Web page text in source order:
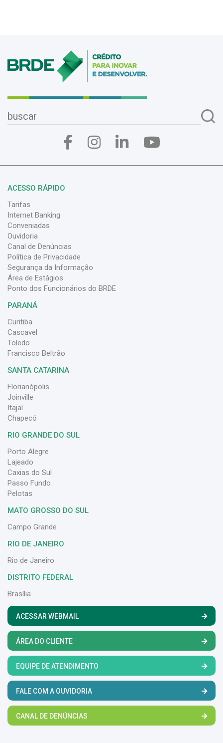
ACESSO RÁPIDO
Tarifas
Internet Banking
Conveniadas
Ouvidoria
Canal de Denúncias
Política de Privacidade
Segurança da Informação
Área de Estágios
Ponto dos Funcionários do BRDE
PARANÁ
Curitiba
Cascavel
Toledo
Francisco Beltrão
SANTA CATARINA
Florianópolis
Joinville
Itajaí
Chapecó
RIO GRANDE DO SUL
Porto Alegre
Lajeado
Caxias do Sul
Passo Fundo
Pelotas
MATO GROSSO DO SUL
Campo Grande
RIO DE JANEIRO
Rio de Janeiro
DISTRITO FEDERAL
Brasília
ACESSAR WEBMAIL
ÁREA DO CLIENTE
EQUIPE DE ATENDIMENTO
FALE COM A OUVIDORIA
CANAL DE DENÚNCIAS